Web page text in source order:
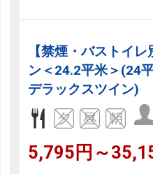
【禁煙・バストイ
ン＜24.2平米＞(24
デラックスツイン)
5,795円～